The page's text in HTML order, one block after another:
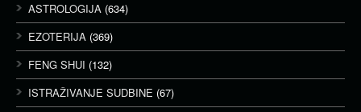
ASTROLOGIJA (634)
EZOTERIJA (369)
FENG SHUI (132)
ISTRAŽIVANJE SUDBINE (67)